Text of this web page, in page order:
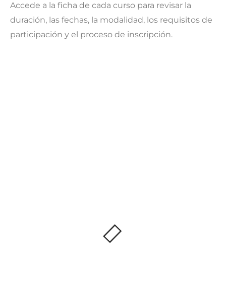
Accede a la ficha de cada curso para revisar la
duración, las fechas, la modalidad, los requisitos de
participación y el proceso de inscripción.